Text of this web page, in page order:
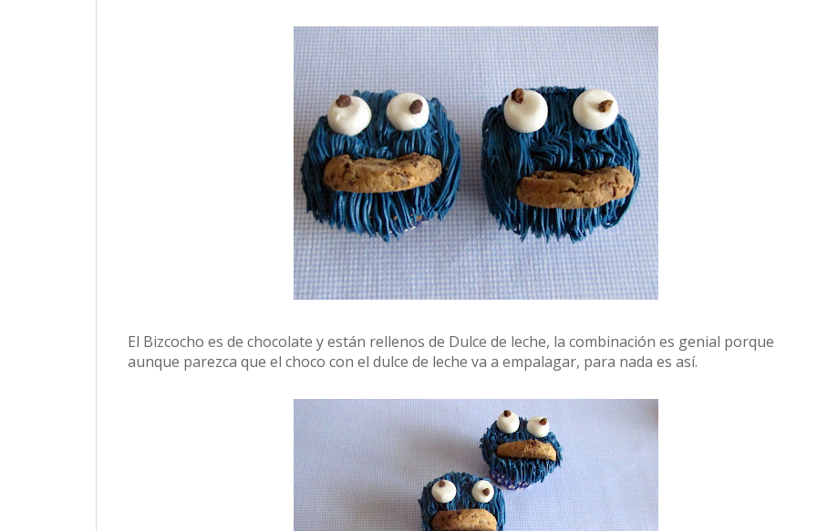
El Bizcocho es de chocolate y están rellenos de Dulce de leche, la combinación es genial porque
aunque parezca que el choco con el dulce de leche va a empalagar, para nada es así.